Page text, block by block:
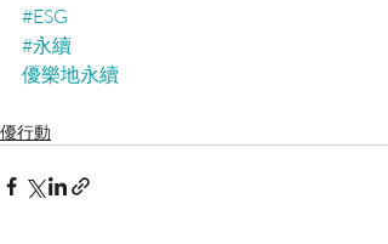
#ESG
#永續
優樂地永續
優行動